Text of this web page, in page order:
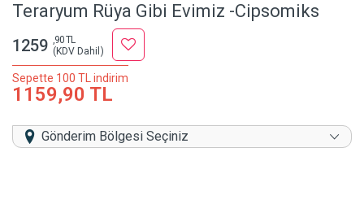
Teraryum Rüya Gibi Evimiz -Cipsomiks
1259 ,90 TL
(KDV Dahil)
Sepette 100 TL indirim
1159,90 TL
Gönderim Bölgesi Seçiniz